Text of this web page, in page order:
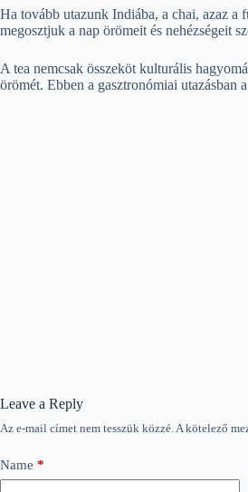
Ha tovább utazunk Indiába, a chai, azaz a
megosztjuk a nap örömeit és nehézségeit
A tea nemcsak összeköt kulturális
örömét. Ebben a gasztronómiai utazásban
Leave a Reply
Az e-mail címet nem tesszük közzé. A kötelező
Name *